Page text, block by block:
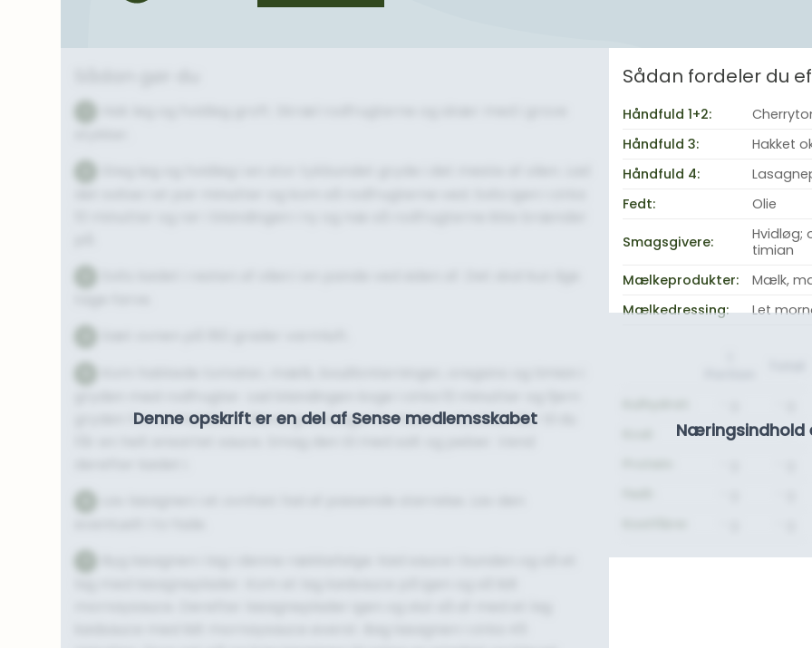
Denne opskrift er en del af Sense medlemsskabet
gryden fra varmekilden. Blend grøntsagerne med en stavblender til du
Sådan fordeler du
Håndfuld 1+2:
Håndfuld 3:
Hakket
Håndfuld 4:
Fedt:
Olie
Smagsgivere:
Hvidløg;
timian
Mælkeprodukter:
Mælk,
Mælkedressing:
Let
Næringsindhold
-
-